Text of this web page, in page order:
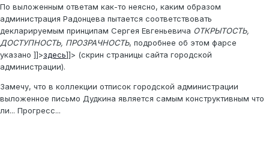
По выложенным ответам как-то неясно, каким образом
администрация Радонцева пытается соответствовать
декларируемым принципам Сергея Евгеньевича ОТКРЫТОСТЬ,
ДОСТУПНОСТЬ, ПРОЗРАЧНОСТЬ, подробнее об этом фарсе
указано ]]>здесь]]> (скрин страницы сайта городской
администрации).
Замечу, что в коллекции отписок городской администрации
выложенное письмо Дудкина является самым конструктивным что
ли... Прогресс...